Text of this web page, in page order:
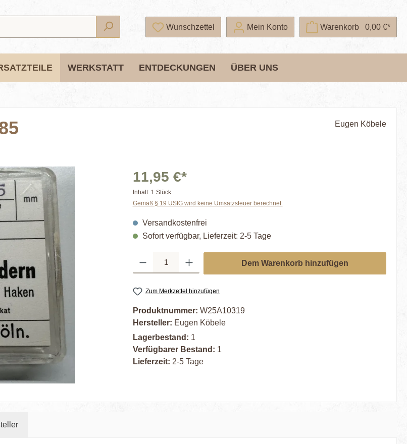
Wunschzettel
Mein Konto Warenkorb 0,00 €*
WERKSTATT ENTDECKUNGEN ÜBER UNS
Eugen Köbele
11,95 €*
Inhalt: 1 Stück
Gemäß § 19 UStG wird keine Umsatzsteuer berechnet.
Versandkostenfrei
Sofort verfügbar, Lieferzeit: 2-5 Tage
Dem Warenkorb hinzufügen
Zum Merkzettel hinzufügen
Produktnummer: W25A10319
Hersteller: Eugen Köbele
Lagerbestand: 1
Verfügbarer Bestand: 1
Lieferzeit: 2-5 Tage